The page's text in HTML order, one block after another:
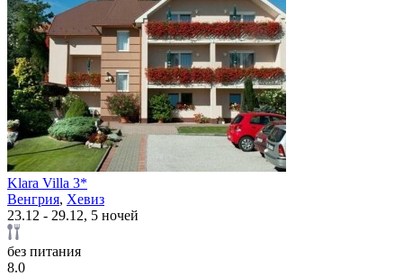
Klara Villa 3*
Венгрия, Хевиз
23.12 - 29.12, 5 ночей
без питания
8.0